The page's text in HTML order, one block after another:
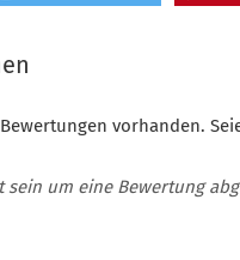
vorhanden.
sein um eine Bewertung